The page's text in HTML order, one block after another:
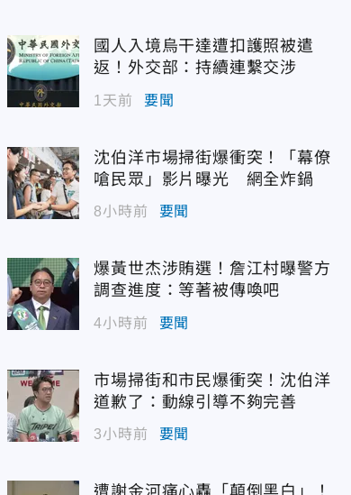
國人入境烏干達遭扣護照被遣
返！外交部：持續連繫交涉
1天前 要聞
沈伯洋市場掃街爆衝突！「幕僚
嗆民眾」影片曝光 網全炸鍋
8小時前 要聞
爆黃世杰涉賄選！詹江村曝警方
調查進度：等著被傳喚吧
4小時前 要聞
市場掃街和市民爆衝突！沈伯洋
道歉了：動線引導不夠完善
3小時前 要聞
遭謝金河痛心轟「顛倒黑白」！